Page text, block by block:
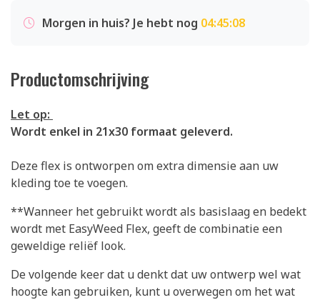
Morgen in huis? Je hebt nog 04:45:07
Productomschrijving
Let op:
Wordt enkel in 21x30 formaat geleverd.
Deze flex is ontworpen om extra dimensie aan uw
kleding toe te voegen.
**Wanneer het gebruikt wordt als basislaag en bedekt
wordt met EasyWeed Flex, geeft de combinatie een
geweldige reliëf look.
De volgende keer dat u denkt dat uw ontwerp wel wat
hoogte kan gebruiken, kunt u overwegen om het wat